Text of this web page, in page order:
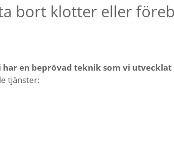
bort klotter eller
en beprövad teknik som vi utvecklat
tjänster: